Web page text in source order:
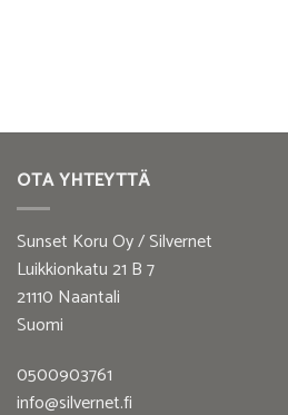
OTA YHTEYTTÄ
Sunset Koru Oy / Silvernet
Luikkionkatu 21 B 7
21110 Naantali
Suomi
0500903761
info@silvernet.fi